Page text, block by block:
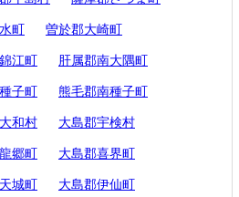
町 曽於郡大崎町
江町 肝属郡南大隅町
子町 熊毛郡南種子町
和村 大島郡宇検村
郷町 大島郡喜界町
城町 大島郡伊仙町